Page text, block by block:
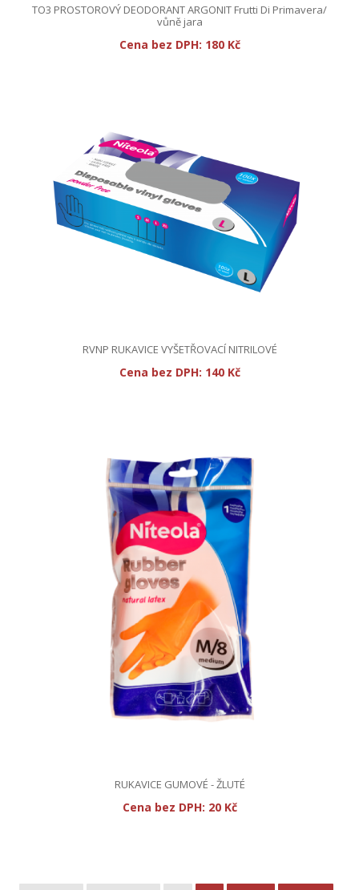
TO3 PROSTOROVÝ DEODORANT ARGONIT Frutti Di Primavera/
vůně jara
Cena bez DPH: 180 Kč
RVNP RUKAVICE VYŠETŘOVACÍ NITRILOVÉ
Cena bez DPH: 140 Kč
RUKAVICE GUMOVÉ - ŽLUTÉ
Cena bez DPH: 20 Kč